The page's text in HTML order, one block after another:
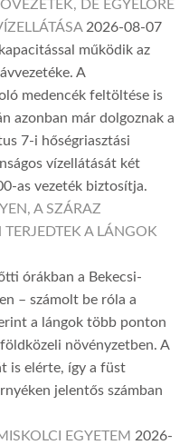
DE EGYELŐRE
2026-08-07
működik az
A
medencék feltöltése is
azonban már dolgoznak a
7-i hőségriasztási
vízellátását két
as vezeték biztosítja.
A SZÁRAZ
A LÁNGOK
órákban a Bekecsi-
– számolt be róla a
a lángok több ponton
növényzetben. A
is elérte, így a füst
jelentős számban
EGYETEM 2026-